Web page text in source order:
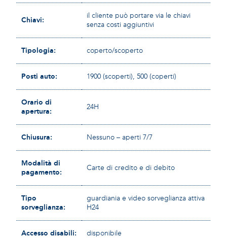
Chiavi:
il cliente può portare via le chiavi
senza costi aggiuntivi
Tipologia: coperto/scoperto
Posti auto: 1900 (scoperti), 500 (coperti)
Orario di
apertura:
24H
Chiusura: Nessuno – aperti 7/7
Modalità di
pagamento:
Carte di credito e di debito
Tipo
sorveglianza:
guardiania e video sorveglianza attiva
H24
Accesso disabili: disponibile